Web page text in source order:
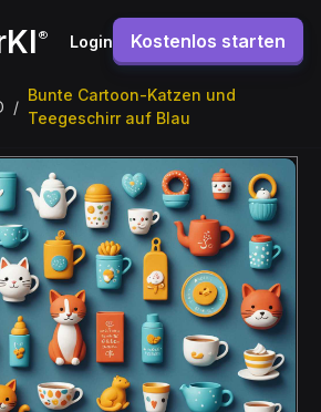
® Login Kostenlos starten
/
Bunte Cartoon-Katzen und
Teegeschirr auf Blau